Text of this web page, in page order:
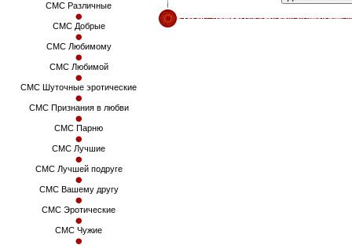
СМС Различные
СМС Добрые
СМС Любимому
СМС Любимой
СМС Шуточные эротические
СМС Признания в любви
СМС Парню
СМС Лучшие
СМС Лучшей подруге
СМС Вашему другу
СМС Эротические
СМС Чужие